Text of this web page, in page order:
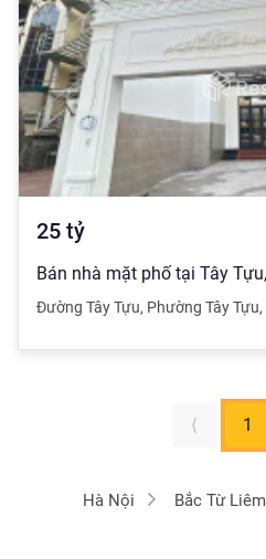
25 tỷ
Đường Tây Tựu, Phường Tây Tựu,
⟨ 1
Hà Nội Bắc Từ Liêm